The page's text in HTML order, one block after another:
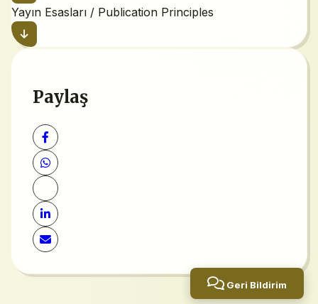
Yayın Esasları / Publication Principles
Paylaş
Geri Bildirim